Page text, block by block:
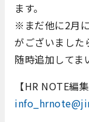
ます。
※まだ他に2月
がございました
随時追加してま
【HR NOTE編